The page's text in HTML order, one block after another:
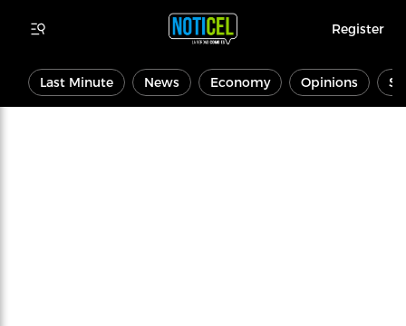
Register
Last Minute News Economy Opinions